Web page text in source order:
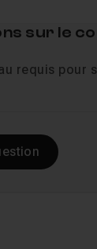
sur le
requis pour